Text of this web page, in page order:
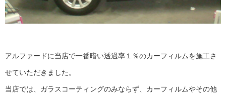
アルファードに当店で一番暗い透過率１％のカーフィルムを施工さ
せていただきました。
当店では、ガラスコーティングのみならず、カーフィルムやその他